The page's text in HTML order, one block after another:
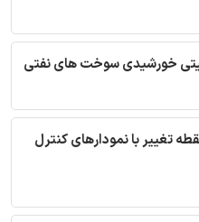
خورشیدی سوخت های نفتی
تغییر با نمودارهای کنترل